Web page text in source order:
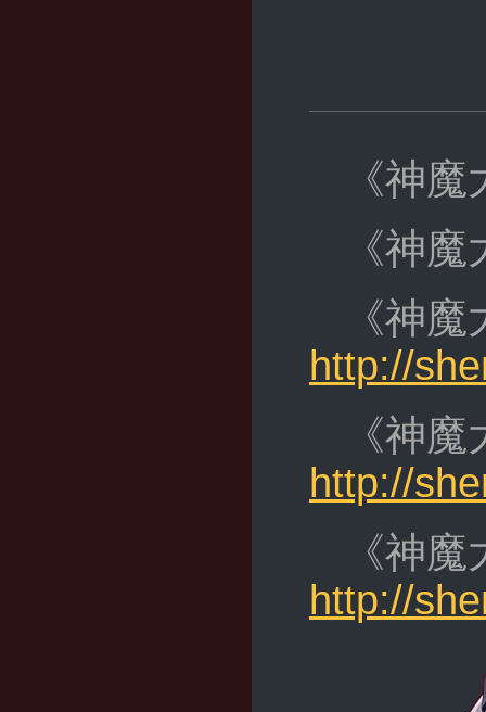
《神
《神
《神
http://
《神
http://
《神
http://